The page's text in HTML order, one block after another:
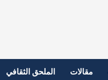
مقالات الملحق الثقافي